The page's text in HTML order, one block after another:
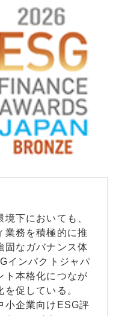
下においても、
業務を積極的に推
固なガバナンス体
インパクトジャパ
ト本格化につなが
促している。
小企業向けESG評